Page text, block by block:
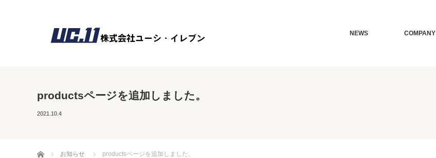
NEWS COMPANY
productsページを追加しました。
2021.10.4
ホーム お知らせ productsページを追加しました。